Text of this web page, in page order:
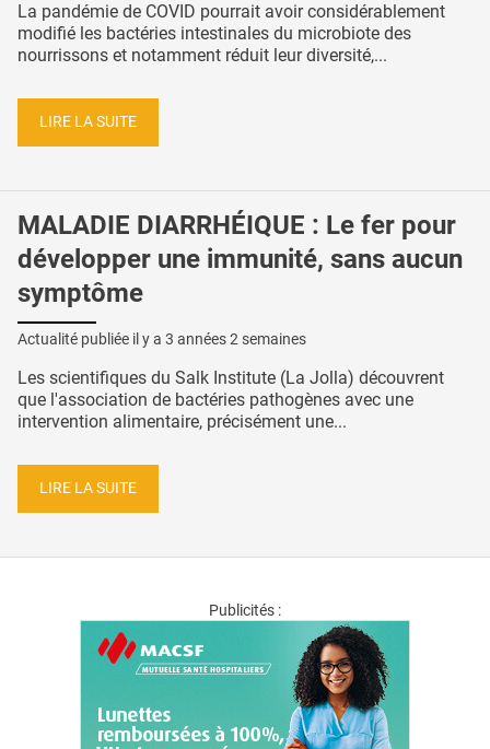
La pandémie de COVID pourrait avoir considérablement
modifié les bactéries intestinales du microbiote des
nourrissons et notamment réduit leur diversité,...
LIRE LA SUITE
MALADIE DIARRHÉIQUE : Le fer pour
développer une immunité, sans aucun
symptôme
Actualité publiée il y a 3 années 2 semaines
Les scientifiques du Salk Institute (La Jolla) découvrent
que l'association de bactéries pathogènes avec une
intervention alimentaire, précisément une...
LIRE LA SUITE
Publicités :